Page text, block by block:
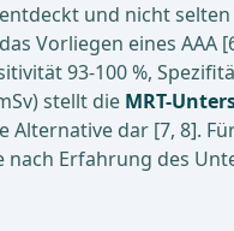
und nicht
Vorliegen eines AAA
93-100 %,
stellt die MRT-
dar [7, 8].
nach Erfahrung des